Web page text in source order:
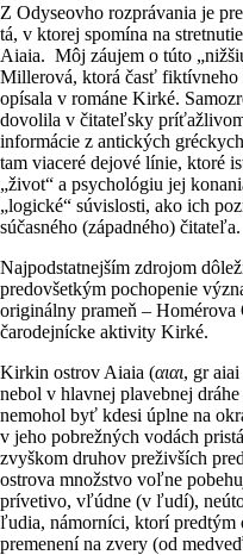
Z Odyseovho rozprávania je
tá, v ktorej spomína na
Aiaia. Môj záujem o túto
Millerová, ktorá časť fiktívneho
opísala v románe Kirké.
dovolila v čitateľsky
informácie z antických
tam viaceré dejové línie, ktoré
„život“ a psychológiu jej
„logické“ súvislosti, ako ich
súčasného (západného) čitateľa.
Najpodstatnejším zdrojom
predovšetkým pochopenie
originálny prameň – Homérova
čarodejnícke aktivity Kirké.
Kirkin ostrov Aiaia (αιαι, gr
nebol v hlavnej plavebnej
nemohol byť kdesi úplne na
v jeho pobrežných vodách
zvyškom druhov preživších
ostrova množstvo voľne
prívetivo, vľúdne (v ľudí),
ľudia, námorníci, ktorí
premenení na zvery (od